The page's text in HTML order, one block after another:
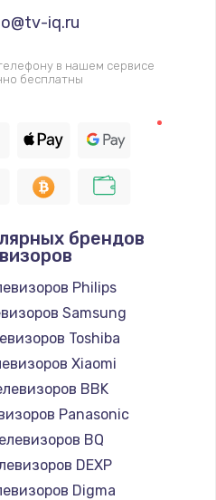
руб.
питания, пайка
прошивка
Wi-Fi модуля
руб.
iq.ru
в нашем сервисе
бесплатны
брендов
Philips
Samsung
Toshiba
Xiaomi
BBK
Panasonic
BQ
DEXP
Digma